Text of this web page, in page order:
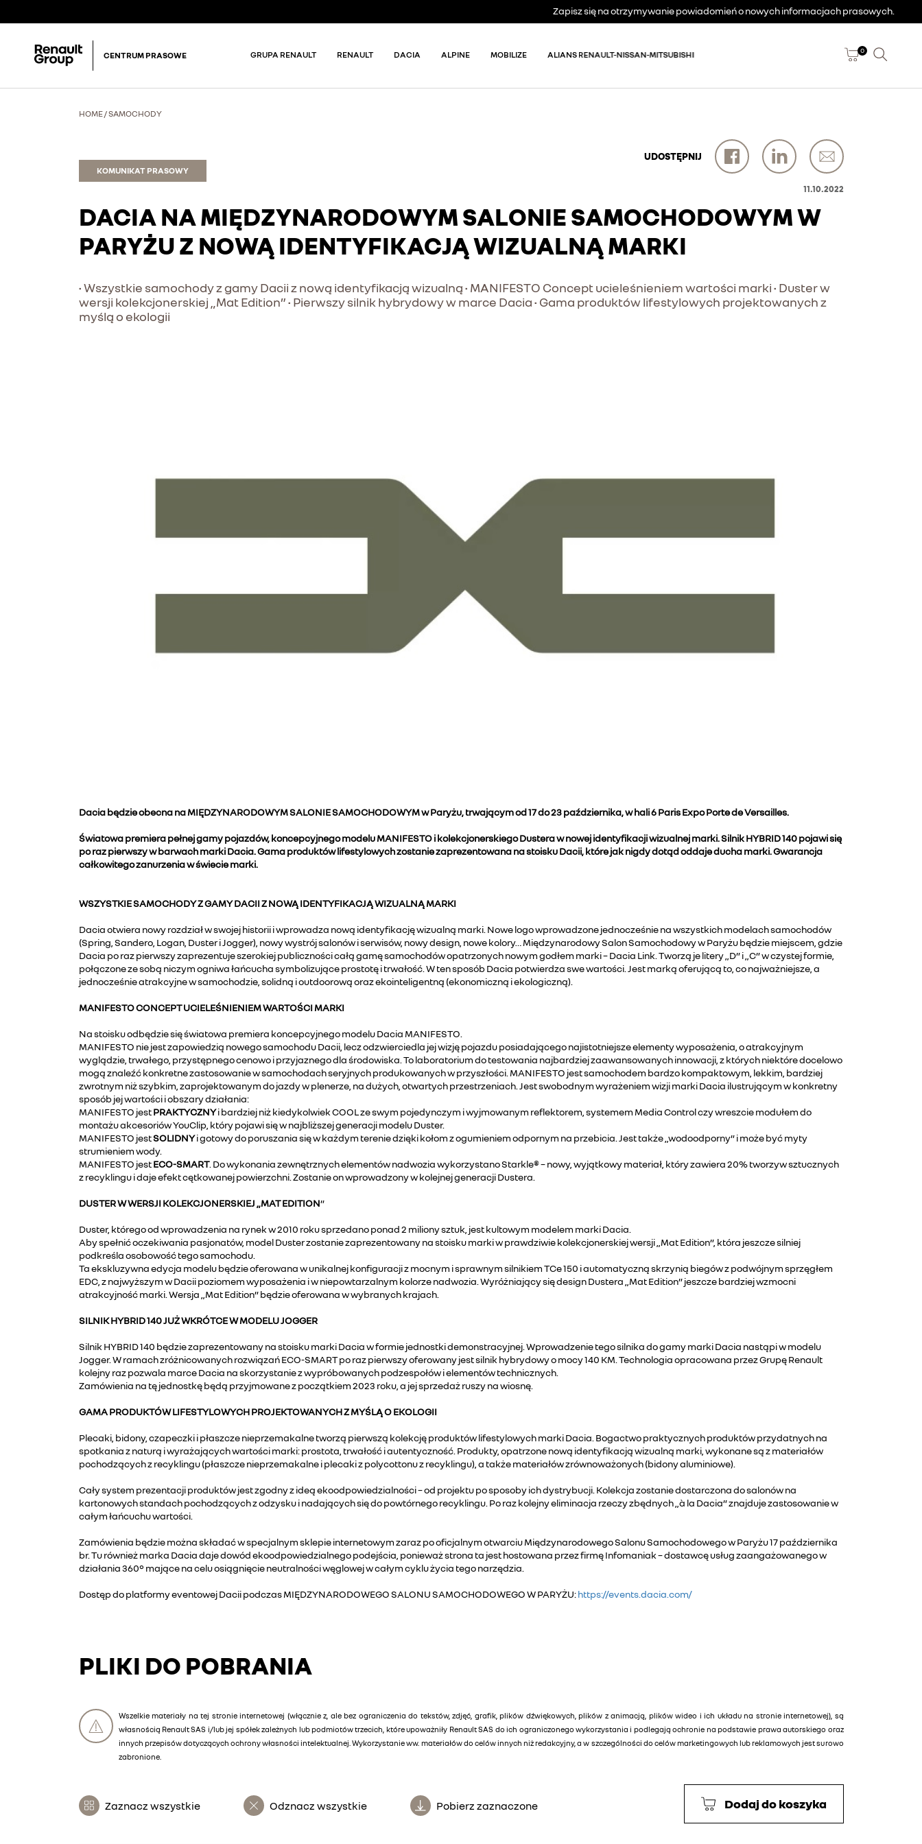
Zapisz się na otrzymywanie powiadomień o nowych informacjach prasowych.
CENTRUM PRASOWE GRUPA RENAULT RENAULT DACIA ALPINE MOBILIZE ALIANS RENAULT-NISSAN-MITSUBISHI 0
HOME/SAMOCHODY
KOMUNIKAT PRASOWY
UDOSTĘPNIJ
11.10.2022
DACIA NA MIĘDZYNARODOWYM SALONIE SAMOCHODOWYM W
PARYŻU Z NOWĄ IDENTYFIKACJĄ WIZUALNĄ MARKI
• Wszystkie samochody z gamy Dacii z nową identyfikacją wizualną • MANIFESTO Concept ucieleśnieniem wartości marki • Duster w
wersji kolekcjonerskiej „Mat Edition” • Pierwszy silnik hybrydowy w marce Dacia • Gama produktów lifestylowych projektowanych z
myślą o ekologii
Dacia będzie obecna na MIĘDZYNARODOWYM SALONIE SAMOCHODOWYM w Paryżu, trwającym od 17 do 23 października, w hali 6 Paris Expo Porte de Versailles.
Światowa premiera pełnej gamy pojazdów, koncepcyjnego modelu MANIFESTO i kolekcjonerskiego Dustera w nowej identyfikacji wizualnej marki. Silnik HYBRID 140 pojawi się
po raz pierwszy w barwach marki Dacia. Gama produktów lifestylowych zostanie zaprezentowana na stoisku Dacii, które jak nigdy dotąd oddaje ducha marki. Gwarancja
całkowitego zanurzenia w świecie marki.
WSZYSTKIE SAMOCHODY Z GAMY DACII Z NOWĄ IDENTYFIKACJĄ WIZUALNĄ MARKI
Dacia otwiera nowy rozdział w swojej historii i wprowadza nową identyfikację wizualną marki. Nowe logo wprowadzone jednocześnie na wszystkich modelach samochodów
(Spring, Sandero, Logan, Duster i Jogger), nowy wystrój salonów i serwisów, nowy design, nowe kolory… Międzynarodowy Salon Samochodowy w Paryżu będzie miejscem, gdzie
Dacia po raz pierwszy zaprezentuje szerokiej publiczności całą gamę samochodów opatrzonych nowym godłem marki – Dacia Link. Tworzą je litery „D” i „C” w czystej formie,
połączone ze sobą niczym ogniwa łańcucha symbolizujące prostotę i trwałość. W ten sposób Dacia potwierdza swe wartości. Jest marką oferującą to, co najważniejsze, a
jednocześnie atrakcyjne w samochodzie, solidną i outdoorową oraz ekointeligentną (ekonomiczną i ekologiczną).
MANIFESTO CONCEPT UCIELEŚNIENIEM WARTOŚCI MARKI
Na stoisku odbędzie się światowa premiera koncepcyjnego modelu Dacia MANIFESTO.
MANIFESTO nie jest zapowiedzią nowego samochodu Dacii, lecz odzwierciedla jej wizję pojazdu posiadającego najistotniejsze elementy wyposażenia, o atrakcyjnym
wyglądzie, trwałego, przystępnego cenowo i przyjaznego dla środowiska. To laboratorium do testowania najbardziej zaawansowanych innowacji, z których niektóre docelowo
mogą znaleźć konkretne zastosowanie w samochodach seryjnych produkowanych w przyszłości. MANIFESTO jest samochodem bardzo kompaktowym, lekkim, bardziej
zwrotnym niż szybkim, zaprojektowanym do jazdy w plenerze, na dużych, otwartych przestrzeniach. Jest swobodnym wyrażeniem wizji marki Dacia ilustrującym w konkretny
sposób jej wartości i obszary działania:
MANIFESTO jestPRAKTYCZNYi bardziej niż kiedykolwiek COOL ze swym pojedynczym i wyjmowanym reflektorem, systemem Media Control czy wreszcie modułem do
montażu akcesoriów YouClip, który pojawi się w najbliższej generacji modelu Duster.
MANIFESTO jestSOLIDNYi gotowy do poruszania się w każdym terenie dzięki kołom z ogumieniem odpornym na przebicia. Jest także „wodoodporny” i może być myty
strumieniem wody.
MANIFESTO jestECO-SMART. Do wykonania zewnętrznych elementów nadwozia wykorzystano Starkle® – nowy, wyjątkowy materiał, który zawiera 20% tworzyw sztucznych
z recyklingu i daje efekt cętkowanej powierzchni. Zostanie on wprowadzony w kolejnej generacji Dustera.
DUSTER W WERSJI KOLEKCJONERSKIEJ „MAT EDITION”
Duster, którego od wprowadzenia na rynek w 2010 roku sprzedano ponad 2 miliony sztuk, jest kultowym modelem marki Dacia.
Aby spełnić oczekiwania pasjonatów, model Duster zostanie zaprezentowany na stoisku marki w prawdziwie kolekcjonerskiej wersji „Mat Edition”, która jeszcze silniej
podkreśla osobowość tego samochodu.
Ta ekskluzywna edycja modelu będzie oferowana w unikalnej konfiguracji z mocnym i sprawnym silnikiem TCe 150 i automatyczną skrzynią biegów z podwójnym sprzęgłem
EDC, z najwyższym w Dacii poziomem wyposażenia i w niepowtarzalnym kolorze nadwozia. Wyróżniający się design Dustera „Mat Edition” jeszcze bardziej wzmocni
atrakcyjność marki. Wersja „Mat Edition” będzie oferowana w wybranych krajach.
SILNIK HYBRID 140 JUŻ WKRÓTCE W MODELU JOGGER
Silnik HYBRID 140 będzie zaprezentowany na stoisku marki Dacia w formie jednostki demonstracyjnej. Wprowadzenie tego silnika do gamy marki Dacia nastąpi w modelu
Jogger. W ramach zróżnicowanych rozwiązań ECO-SMART po raz pierwszy oferowany jest silnik hybrydowy o mocy 140 KM. Technologia opracowana przez Grupę Renault
kolejny raz pozwala marce Dacia na skorzystanie z wypróbowanych podzespołów i elementów technicznych.
Zamówienia na tę jednostkę będą przyjmowane z początkiem 2023 roku, a jej sprzedaż ruszy na wiosnę.
GAMA PRODUKTÓW LIFESTYLOWYCH PROJEKTOWANYCH Z MYŚLĄ O EKOLOGII
Plecaki, bidony, czapeczki i płaszcze nieprzemakalne tworzą pierwszą kolekcję produktów lifestylowych marki Dacia. Bogactwo praktycznych produktów przydatnych na
spotkania z naturą i wyrażających wartości marki: prostota, trwałość i autentyczność. Produkty, opatrzone nową identyfikacją wizualną marki, wykonane są z materiałów
pochodzących z recyklingu (płaszcze nieprzemakalne i plecaki z polycottonu z recyklingu), a także materiałów zrównoważonych (bidony aluminiowe).
Cały system prezentacji produktów jest zgodny z ideą ekoodpowiedzialności – od projektu po sposoby ich dystrybucji. Kolekcja zostanie dostarczona do salonów na
kartonowych standach pochodzących z odzysku i nadających się do powtórnego recyklingu. Po raz kolejny eliminacja rzeczy zbędnych „à la Dacia” znajduje zastosowanie w
całym łańcuchu wartości.
Zamówienia będzie można składać w specjalnym sklepie internetowym zaraz po oficjalnym otwarciu Międzynarodowego Salonu Samochodowego w Paryżu 17 października
br. Tu również marka Dacia daje dowód ekoodpowiedzialnego podejścia, ponieważ strona ta jest hostowana przez firmę Infomaniak – dostawcę usług zaangażowanego w
działania 360° mające na celu osiągnięcie neutralności węglowej w całym cyklu życia tego narzędzia.
Dostęp do platformy eventowej Dacii podczas MIĘDZYNARODOWEGO SALONU SAMOCHODOWEGO W PARYŻU:https://events.dacia.com/
PLIKI DO POBRANIA
Wszelkie materiały na tej stronie internetowej (włącznie z, ale bez ograniczenia do tekstów, zdjęć, grafik, plików dźwiękowych, plików z animacją, plików wideo i ich układu na stronie internetowej), są
własnością Renault SAS i/lub jej spółek zależnych lub podmiotów trzecich, które upoważniły Renault SAS do ich ograniczonego wykorzystania i podlegają ochronie na podstawie prawa autorskiego oraz
innych przepisów dotyczących ochrony własności intelektualnej. Wykorzystanie ww. materiałów do celów innych niż redakcyjny, a w szczególności do celów marketingowych lub reklamowych jest surowo
zabronione.
Zaznacz wszystkie Odznacz wszystkie Pobierz zaznaczone Dodaj do koszyka